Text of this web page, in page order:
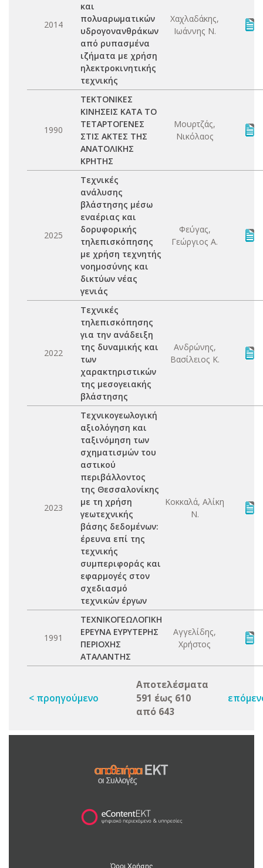
2014
και
πολυαρωματικών
υδρογονανθράκων
από ρυπασμένα
ιζήματα με χρήση
ηλεκτροκινητικής
τεχνικής
Χαχλαδάκης,
Ιωάννης Ν.
1990
ΤΕΚΤΟΝΙΚΕΣ
ΚΙΝΗΣΕΙΣ ΚΑΤΑ ΤΟ
ΤΕΤΑΡΤΟΓΕΝΕΣ
ΣΤΙΣ ΑΚΤΕΣ ΤΗΣ
ΑΝΑΤΟΛΙΚΗΣ
ΚΡΗΤΗΣ
Μουρτζάς,
Νικόλαος
2025
Τεχνικές
ανάλυσης
βλάστησης μέσω
εναέριας και
δορυφορικής
τηλεπισκόπησης
με χρήση τεχνητής
νοημοσύνης και
δικτύων νέας
γενιάς
Φεύγας,
Γεώργιος Α.
2022
Τεχνικές
τηλεπισκόπησης
για την ανάδειξη
της δυναμικής και
των
χαρακτηριστικών
της μεσογειακής
βλάστησης
Ανδρώνης,
Βασίλειος Κ.
2023
Τεχνικογεωλογική
αξιολόγηση και
ταξινόμηση των
σχηματισμών του
αστικού
περιβάλλοντος
της Θεσσαλονίκης
με τη χρήση
γεωτεχνικής
βάσης δεδομένων:
έρευνα επί της
τεχνικής
συμπεριφοράς και
εφαρμογές στον
σχεδιασμό
τεχνικών έργων
Κοκκαλά, Αλίκη
Ν.
1991
ΤΕΧΝΙΚΟΓΕΩΛΟΓΙΚΗ
ΕΡΕΥΝΑ ΕΥΡΥΤΕΡΗΣ
ΠΕΡΙΟΧΗΣ
ΑΤΑΛΑΝΤΗΣ
Αγγελίδης,
Χρήστος
< προηγούμενο
Αποτελέσματα
591 έως 610
από 643